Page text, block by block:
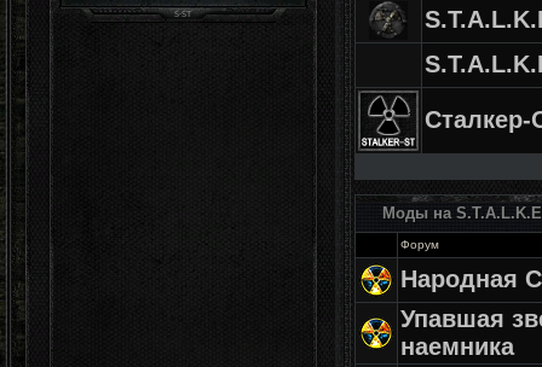
Сталкер-
Моды на
Форум
Народная
Упавшая
наемника